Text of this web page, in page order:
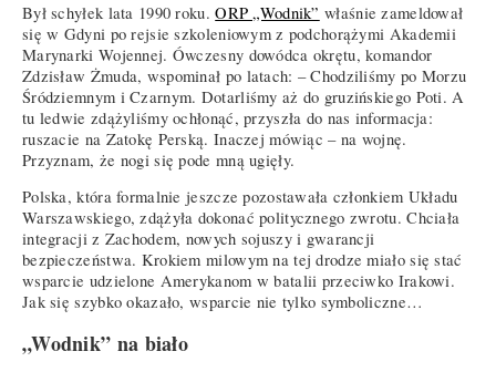
Był schyłek lata 1990 roku.ORP „Wodnik” właśnie zameldował
się w Gdyni po rejsie szkoleniowym z podchorążymi Akademii
Marynarki Wojennej. Ówczesny dowódca okrętu, komandor
Zdzisław Żmuda, wspominał po latach: – Chodziliśmy po Morzu
Śródziemnym i Czarnym. Dotarliśmy aż do gruzińskiego Poti. A
tu ledwie zdążyliśmy ochłonąć, przyszła do nas informacja:
ruszacie na Zatokę Perską. Inaczej mówiąc – na wojnę.
Przyznam, że nogi się pode mną ugięły.
Polska, która formalnie jeszcze pozostawała członkiem Układu
Warszawskiego, zdążyła dokonać politycznego zwrotu. Chciała
integracji z Zachodem, nowych sojuszy i gwarancji
bezpieczeństwa. Krokiem milowym na tej drodze miało się stać
wsparcie udzielone Amerykanom w batalii przeciwko Irakowi.
Jak się szybko okazało, wsparcie nie tylko symboliczne…
„Wodnik” na biało